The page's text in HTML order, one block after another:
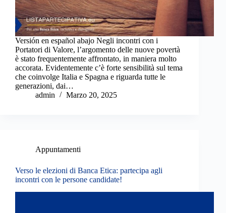
Versión en español abajo Negli incontri con i
Portatori di Valore, l’argomento delle nuove povertà
è stato frequentemente affrontato, in maniera molto
accorata. Evidentemente c’è forte sensibilità sul tema
che coinvolge Italia e Spagna e riguarda tutte le
generazioni, dai…
admin
Marzo 20, 2025
Appuntamenti
Verso le elezioni di Banca Etica: partecipa agli
incontri con le persone candidate!